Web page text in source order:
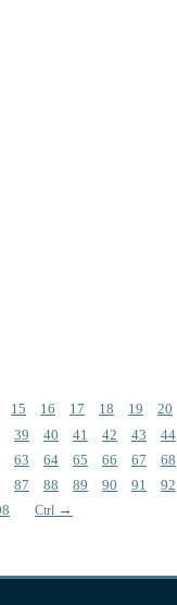
15 16 17 18 19 20
39
40 41 42 43 44
63
64 65 66 67 68
87
88 89 90 91 92
Ctrl →